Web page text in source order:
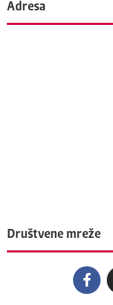
Adresa
Društvene mreže